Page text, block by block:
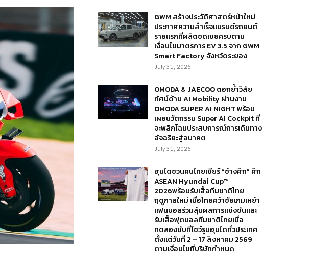
GWM สร้างประวัติศาสตร์หน้าใหม่
ประกาศความสำเร็จแบรนด์รถยนต์
รายแรกที่ผลิตชดเชยครบตาม
เงื่อนไขมาตรการ EV 3.5 จาก GWM
Smart Factory จังหวัดระยอง
July 31, 2026
OMODA & JAECOO ตอกย้ำวิสัย
ทัศน์ด้าน AI Mobility ผ่านงาน
OMODA SUPER AI NIGHT พร้อม
เผยนวัตกรรม Super AI Cockpit ที่
จะพลิกโฉมประสบการณ์การเดินทาง
อัจฉริยะสู่อนาคต
July 31, 2026
ฮุนไดชวนคนไทยเชียร์ “ช้างศึก” ศึก
ASEAN Hyundai Cup™
2026พร้อมรับเสื้อทีมชาติไทย
ฤดูกาลใหม่ เมื่อไทยคว้าชัยเกมเหย้า
แฟนบอลร่วมลุ้นผลการแข่งขันและ
รับเสื้อฟุตบอลทีมชาติไทยเมื่อ
ทดลองขับที่โชว์รูมฮุนไดทั่วประเทศ
ตั้งแต่วันที่ 2 – 17 สิงหาคม 2569
ตามเงื่อนไขที่บริษัทกำหนด